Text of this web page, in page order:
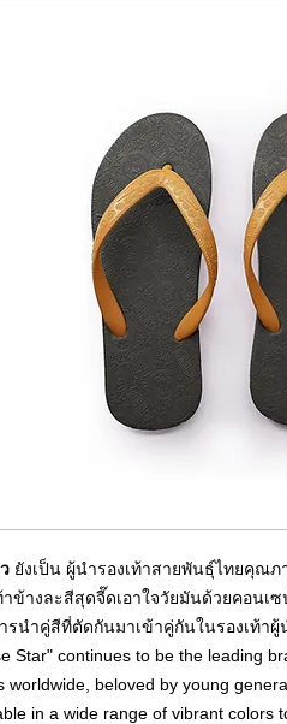
ยังเป็น ผู้นำรองเท้าสายพันธุ์ไทยคุณ
าข้างละสีสุดจี๊ดเอาใจวัยมันด้วยคอนเ
รนำคู่สีที่ตัดกันมาเข้าคู่กันในรองเท้า
Star" continues to be the leading
worldwide, beloved by young
in a wide range of vibrant colors